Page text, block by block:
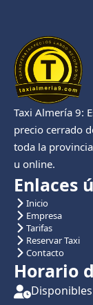
Taxi Almería 9:
precio cerrado
toda la
u online.
Enlaces
Inicio
Empresa
Tarifas
Reservar Taxi
Contacto
Horario